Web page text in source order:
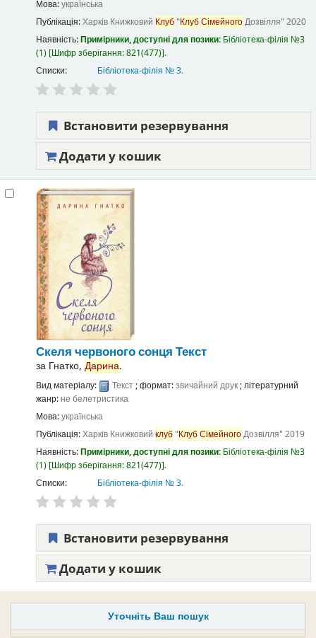
Уточніть Ваш пошук
Мова:українська
Публікація:Харків Книжковий Клуб"КлубСімейногоДозвілля" 2020
Наявність:Примірники, доступні для позики: Бібліотека-філія №3
(1) Шифр зберігання:821(477) .
Списки:
Бібліотека-філія № 3.
Встановити резервування
Додати у кошик
Скеля червоного сонця Текст
за Гнатко, Дарина.
Вид матеріалу: Текст; формат:звичайний друк; літературний
жанр:не белетристика
Мова:українська
Публікація:Харків Книжковий клуб"КлубСімейногоДозвілля" 2019
Наявність:Примірники, доступні для позики: Бібліотека-філія №3
(1) Шифр зберігання:821(477) .
Списки:
Бібліотека-філія № 3.
Встановити резервування
Додати у кошик